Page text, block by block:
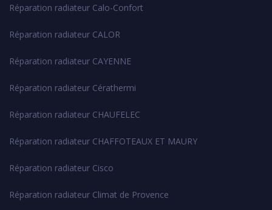
Réparation radiateur Calo-Confort
Réparation radiateur CALOR
Réparation radiateur CAYENNE
Réparation radiateur Cérathermi
Réparation radiateur CHAUFELEC
Réparation radiateur CHAFFOTEAUX ET MAURY
Réparation radiateur Cisco
Réparation radiateur Climat de Provence